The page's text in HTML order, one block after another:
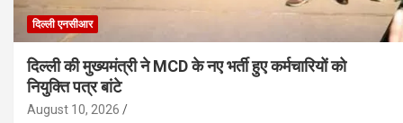
दिल्ली एनसीआर
दिल्ली की मुख्यमंत्री ने MCD के नए भर्ती हुए कर्मचारियों को
नियुक्ति पत्र बांटे
August 10, 2026